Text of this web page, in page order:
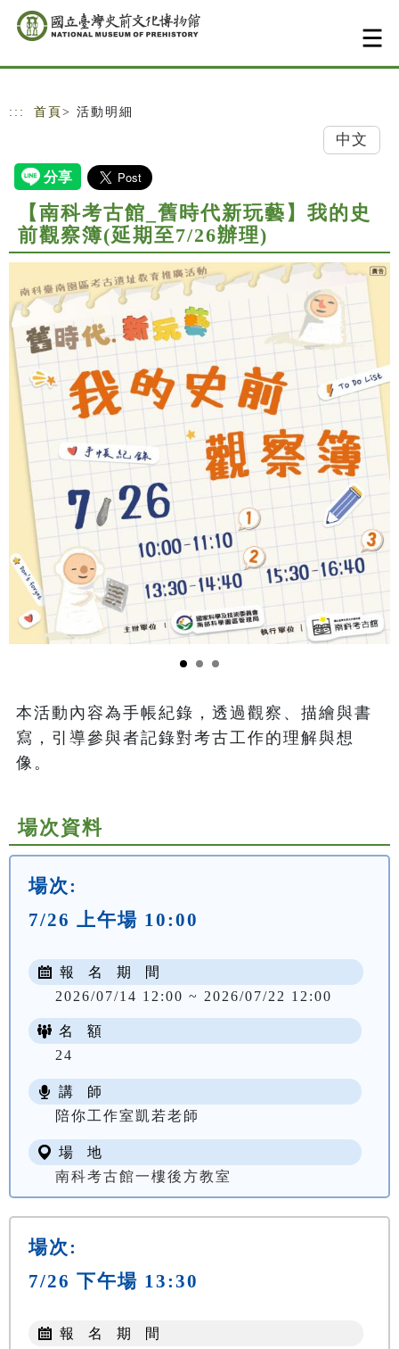
跳到主要內容
網站導覽
::: 首頁 > 活動明細
中文
【南科考古館_舊時代新玩藝】我的史
前觀察簿(延期至7/26辦理)
本活動內容為手帳紀錄，透過觀察、描繪與書
寫，引導參與者記錄對考古工作的理解與想
像。
場次資料
場次:
7/26 上午場 10:00
報 名 期 間
2026/07/14 12:00 ~ 2026/07/22 12:00
名 額
24
講 師
陪你工作室凱若老師
場 地
南科考古館一樓後方教室
場次:
7/26 下午場 13:30
報 名 期 間